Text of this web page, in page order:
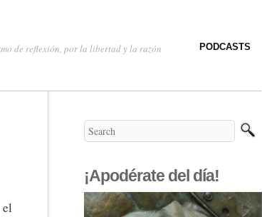
de reflexión, por la libertad y la razón PODCASTS
¡Apodérate del día!